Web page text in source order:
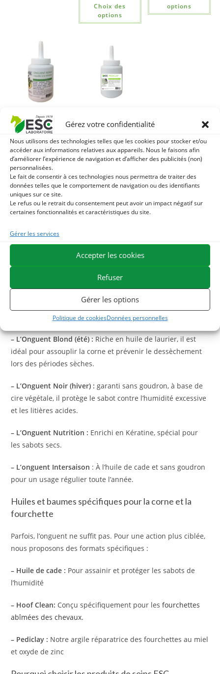
Gérez votre confidentialité
Nous utilisons des technologies telles que les cookies pour stocker et/ou
accéder aux informations relatives aux appareils. Nous le faisons afin
d’améliorer l’expérience de navigation et d’afficher des publicités (non)
personnalisées.
Le fait de consentir à ces technologies nous permettra de traiter des
données telles que le comportement de navigation ou des identifiants
uniques sur ce site.
Le refus ou le retrait du consentement peut avoir un impact négatif sur
certaines fonctionnalités et caractéristiques du site.
Gérer les services
Accepter les cookies
Refuser
Gérer les options
Politique de cookiesDonnées personnelles
Choix des
options
options
ONGUENT REPAIR
LIQUIDE – Corne
cassante et
fissures – A base
d’huiles végétales
et enrichi à la
kératine
15,58€ TTC
réparatrice pour
fourchettes au
miel et à l’oxyde de
zinc
26,67€ TTC
panier
Onguents et graisses : l’essentiel du soin du sabot
L’application régulière d’unonguent pour cheval
base d’une bonne routine de soins. Selon l’état de la corne
et les conditions climatiques, le choix du produit est
déterminant :
– L’Onguent Blond (été) :Riche en huile de laurier, il est
idéal pour assouplir la corne et prévenir le dessèchement
lors des périodes sèches.
– L’Onguent Noir (hiver) : garanti sans goudron, à base de
cire végétale, il protège le sabot contre l’humidité excessive
et les litières acides.
– L’Onguent Nutrition : Enrichi en Kératine, spécial pour
les sabots secs.
– L’onguent Intersaison : À l’huile de cade et sans goudron
pour un usage régulier toute l’année.
Huiles et baumes spécifiques pour la corne et la
fourchette
Parfois, l’onguent ne suffit pas. Pour une action plus ciblée,
nous proposons des formats spécifiques :
– Huile de cade : Pour assainir et protéger les sabots de
l’humidité
– Hoof Clean: Conçu spécifiquement pour lesfourchettes
abîmées des chevaux.
– Pediclay : Notre argile réparatrice des fourchettes au miel
et oxyde de zinc